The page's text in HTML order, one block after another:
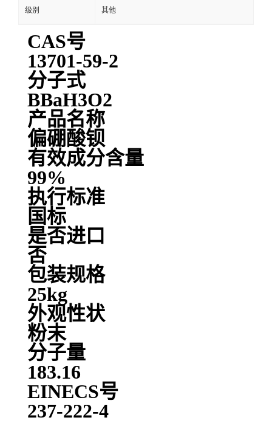
级别 其他
CAS号
13701-59-2
分子式
BBaH3O2
产品名称
偏硼酸钡
有效成分含量
99%
执行标准
国标
是否进口
否
包装规格
25kg
外观性状
粉末
分子量
183.16
EINECS号
237-222-4